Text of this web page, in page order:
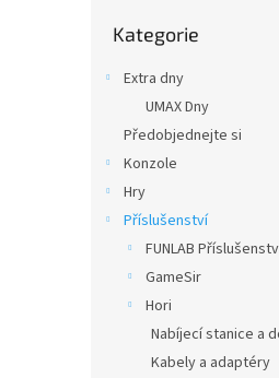
kategorie
Kategorie
Extra dny
UMAX Dny
Předobjednejte si
Konzole
Hry
Příslušenství
FUNLAB
GameSir
Hori
Nabíjecí stanice a
Kabely a adaptéry